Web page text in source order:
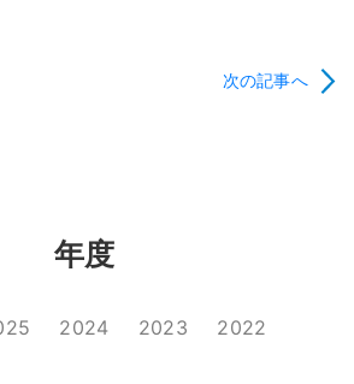
次の記事へ
年度
2024 2023 2022